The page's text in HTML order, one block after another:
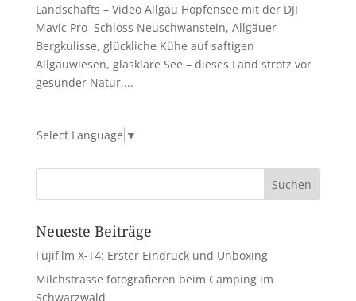
Landschafts – Video Allgäu Hopfensee mit der DJI
Mavic Pro Schloss Neuschwanstein, Allgäuer
Bergkulisse, glückliche Kühe auf saftigen
Allgäuwiesen, glasklare See – dieses Land strotz vor
gesunder Natur,...
Select Language ▼
Neueste Beiträge
Fujifilm X-T4: Erster Eindruck und Unboxing
Milchstrasse fotografieren beim Camping im
Schwarzwald